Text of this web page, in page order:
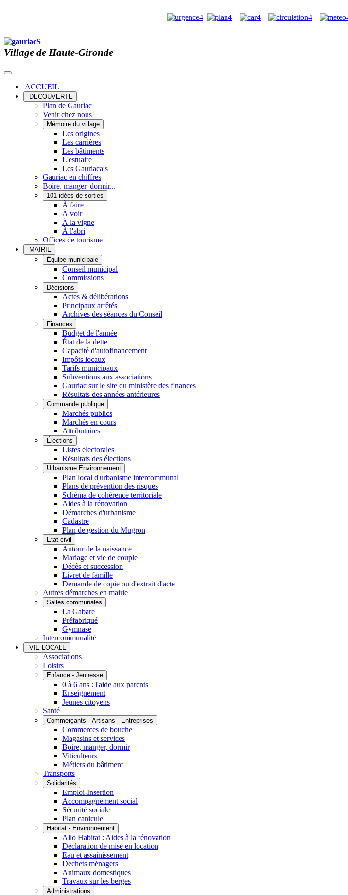
Village de Haute-Gironde
ACCUEIL
DECOUVERTE
Plan de Gauriac
Venir chez nous
Mémoire du village
Les origines
Les carrières
Les bâtiments
L'estuaire
Les Gauriacais
Gauriac en chiffres
Boire, manger, dormir...
101 idées de sorties
À faire...
À voir
À la vigne
À l'abri
Offices de tourisme
MAIRIE
Équipe municipale
Conseil municipal
Commissions
Décisions
Actes & délibérations
Principaux arrêtés
Archives des séances du Conseil
Finances
Budget de l'année
État de la dette
Capacité d'autofinancement
Impôts locaux
Tarifs municipaux
Subventions aux associations
Gauriac sur le site du ministère des finances
Résultats des années antérieures
Commande publique
Marchés publics
Marchés en cours
Attributaires
Élections
Listes électorales
Résultats des élections
Urbanisme Environnement
Plan local d'urbanisme intercommunal
Plans de prévention des risques
Schéma de cohérence territoriale
Aides à la rénovation
Démarches d'urbanisme
Cadastre
Plan de gestion du Mugron
Etat civil
Autour de la naissance
Mariage et vie de couple
Décès et succession
Livret de famille
Demande de copie ou d'extrait d'acte
Autres démarches en mairie
Salles communales
La Gabare
Préfabriqué
Gymnase
Intercommunalité
VIE LOCALE
Associations
Loisirs
Enfance - Jeunesse
0 à 6 ans : l'aide aux parents
Enseignement
Jeunes citoyens
Santé
Commerçants - Artisans - Entreprises
Commerces de bouche
Magasins et services
Boire, manger, dormir
Viticulteurs
Métiers du bâtiment
Transports
Solidarités
Emploi-Insertion
Accompagnement social
Sécurité sociale
Plan canicule
Habitat - Environnement
Allo Habitat : Aides à la rénovation
Déclaration de mise en location
Eau et assainissement
Déchets ménagers
Animaux domestiques
Travaux sur les berges
Administrations